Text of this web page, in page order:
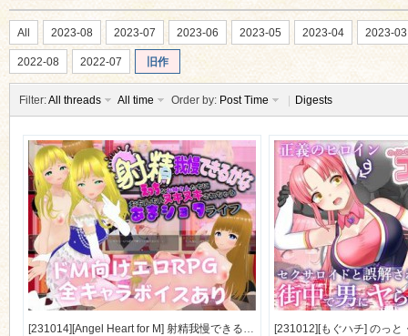
All 2023-08 2023-07 2023-06 2023-05 2023-04 2023-03
2022-08 2022-07 旧作
Filter:All threads All time Order by: Post Time Digests
[231014][Angel Heart for M] 射精我慢できるかな えっちなお姉さんたちにおちんちんヌキヌキされちゃうあまショタライフ [262M] [RJ01107914]